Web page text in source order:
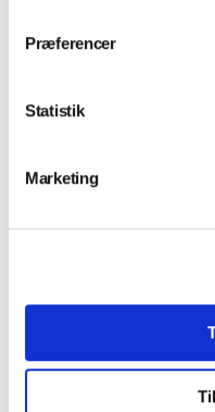
Præferencer
Statistik
Marketing
Planmeca guldfang,